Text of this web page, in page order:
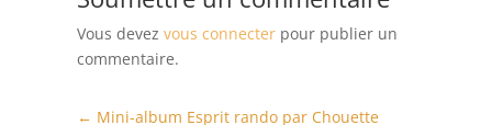
Vous devez vous connecterpour publier un
commentaire.
← Mini-album Esprit rando par Chouette